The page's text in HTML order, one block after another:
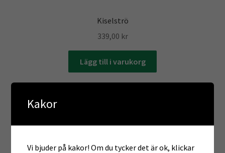
Kiselströ
339,00 kr
Lägg till i varukorg
guide
Kakor
Vi bjuder på kakor! Om du tycker det är ok, klickar